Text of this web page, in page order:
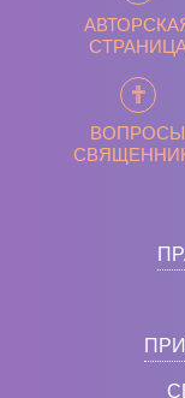
ВОПРОСЫ